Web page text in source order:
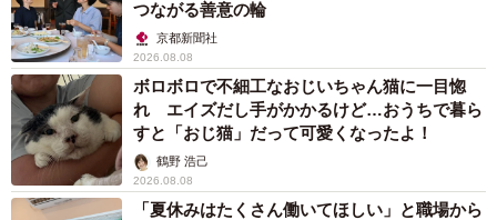
つながる善意の輪
京都新聞社
2026.08.08
ボロボロで不細工なおじいちゃん猫に一目惚
れ エイズだし手がかかるけど…おうちで暮ら
すと「おじ猫」だって可愛くなったよ！
鶴野 浩己
2026.08.08
「夏休みはたくさん働いてほしい」と職場から